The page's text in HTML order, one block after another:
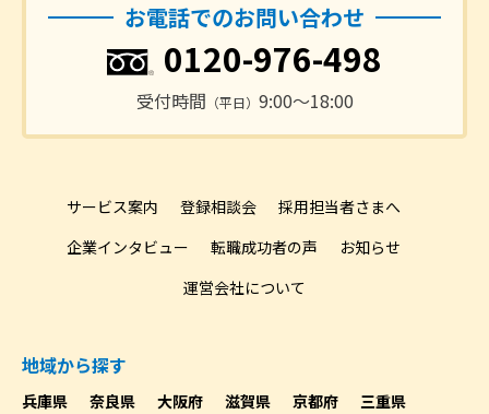
お電話でのお問い合わせ
0120-976-498
受付時間 （平日） 9:00〜18:00
サービス案内 登録相談会
採用担当者さまへ
企業インタビュー
転職成功者の声
お知らせ
運営会社について
地域から探す
兵庫県 奈良県 大阪府 滋賀県 京都府
三重県